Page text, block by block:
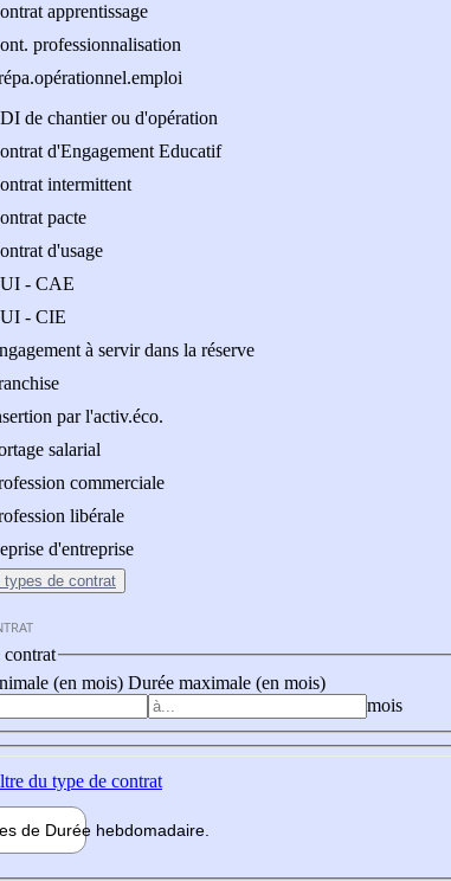
apprentissage
professionnalisation
de chantier ou d'opération
d'Engagement Educatif
intermittent
pacte
d'usage
- CAE
- CIE
à servir dans la réserve
par l'activ.éco.
salarial
commerciale
libérale
d'entreprise
types de contrat
contrat
(en mois) Durée maximale (en mois)
mois
du type de contrat
de Durée hebdomadaire